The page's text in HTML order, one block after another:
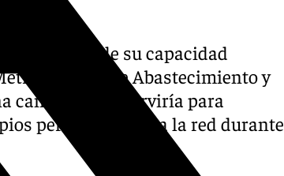
por ciento de su capacidad
de Abastecimiento y
cantidad que serviría para
pertenecientes a la red durante